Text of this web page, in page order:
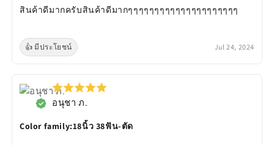
สินค้าดีมากครับสินค้าดีมากๆๆๆๆๆๆๆๆๆๆๆๆๆๆๆๆๆๆๆๆๆ
👍 มีประโยชน์ Jul 24, 2024
อนุชา ภ.
Color family:18นิ้ว 38ฟัน-ตัด